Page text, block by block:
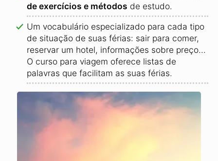
de exercícios e métodos de estudo.
Um vocabulário especializado para cada tipo
de situação de suas férias: sair para comer,
reservar um hotel, informações sobre preço...
O curso para viagem oferece listas de
palavras que facilitam as suas férias.